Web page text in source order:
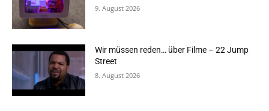
9. August 2026
Wir müssen reden… über Filme – 22 Jump
Street
8. August 2026